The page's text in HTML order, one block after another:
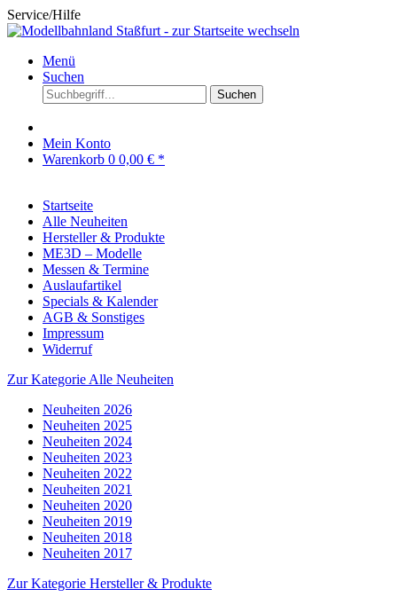
Service/Hilfe
Menü
Suchen
Suchen
Mein Konto
Warenkorb 0 0,00 € *
Startseite
Alle Neuheiten
Hersteller & Produkte
ME3D – Modelle
Messen & Termine
Auslaufartikel
Specials & Kalender
AGB & Sonstiges
Impressum
Widerruf
Zur Kategorie Alle Neuheiten
Neuheiten 2026
Neuheiten 2025
Neuheiten 2024
Neuheiten 2023
Neuheiten 2022
Neuheiten 2021
Neuheiten 2020
Neuheiten 2019
Neuheiten 2018
Neuheiten 2017
Zur Kategorie Hersteller & Produkte